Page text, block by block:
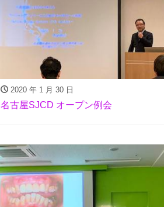
2020 年 1 月 30 日
名古屋SJCD オープン例会